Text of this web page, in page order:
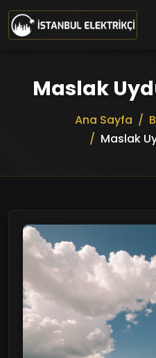
Ana içeriğe geç
Maslak
Ana Sayfa
Maslak